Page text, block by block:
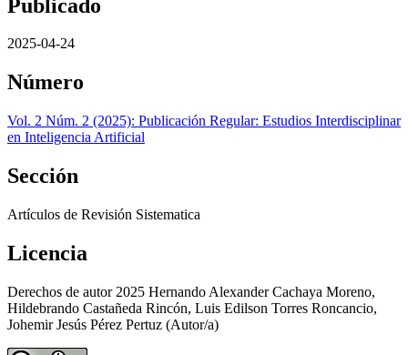
Publicado
2025-04-24
Número
Vol. 2 Núm. 2 (2025): Publicación Regular: Estudios Interdisciplinar
en Inteligencia Artificial
Sección
Artículos de Revisión Sistematica
Licencia
Derechos de autor 2025 Hernando Alexander Cachaya Moreno,
Hildebrando Castañeda Rincón, Luis Edilson Torres Roncancio,
Johemir Jesús Pérez Pertuz (Autor/a)